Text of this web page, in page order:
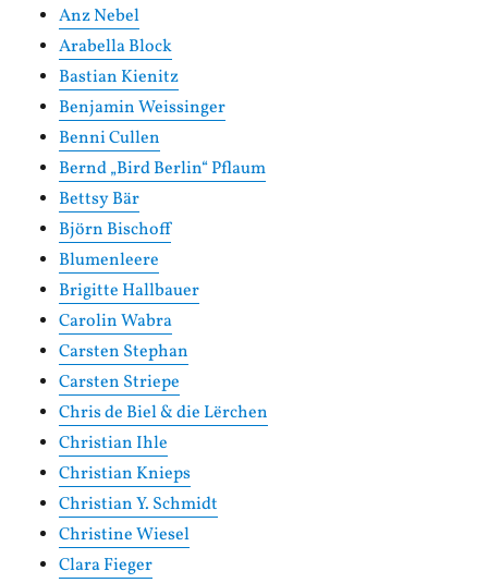
Anz Nebel
Arabella Block
Bastian Kienitz
Benjamin Weissinger
Benni Cullen
Bernd „Bird Berlin“ Pflaum
Bettsy Bär
Björn Bischoff
Blumenleere
Brigitte Hallbauer
Carolin Wabra
Carsten Stephan
Carsten Striepe
Chris de Biel & die Lërchen
Christian Ihle
Christian Knieps
Christian Y. Schmidt
Christine Wiesel
Clara Fieger